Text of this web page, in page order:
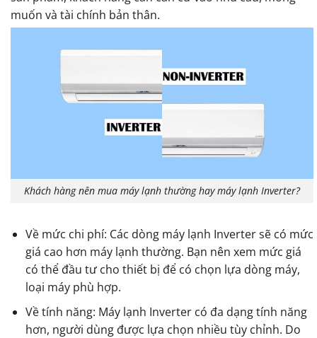
muốn và tài chính bản thân.
Khách hàng nên mua máy lạnh thường hay máy lạnh Inverter?
Về mức chi phí: Các dòng máy lạnh Inverter sẽ có mức
giá cao hơn máy lạnh thường. Bạn nên xem mức giá
có thể đầu tư cho thiết bị để có chọn lựa dòng máy,
loại máy phù hợp.
Về tính năng: Máy lạnh Inverter có đa dạng tính năng
hơn, người dùng được lựa chọn nhiều tùy chỉnh. Do